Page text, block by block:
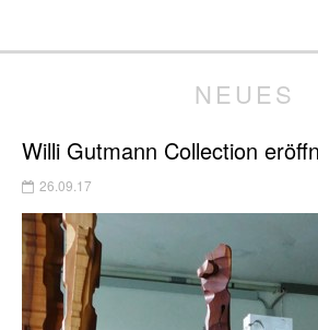
NEUES
Willi Gutmann Collection
26.09.17